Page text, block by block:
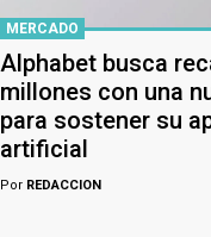
MERCADO
Alphabet busca
millones con una
para sostener su
artificial
Por REDACCION